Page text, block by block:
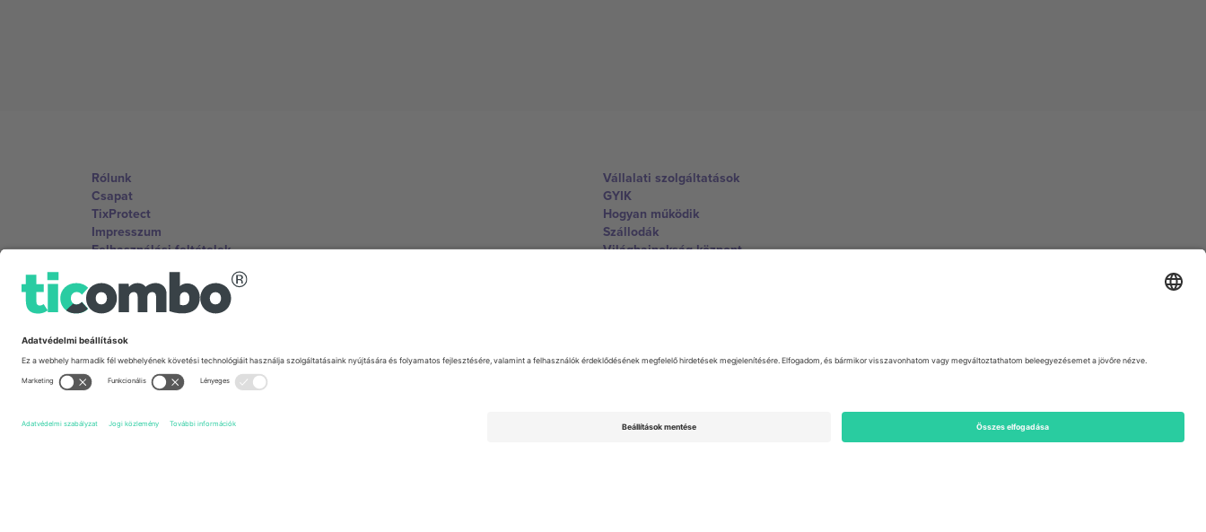
Rólunk
Csapat
TixProtect
Impresszum
Felhasználási feltételek
Partnerprogram
Vállalati szolgáltatások
GYIK
Hogyan működik
Szállodák
Világbajnokság központ